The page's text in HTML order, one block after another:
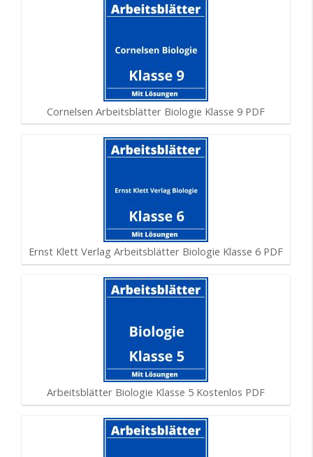
Cornelsen Arbeitsblätter Biologie Klasse 9 PDF
Ernst Klett Verlag Arbeitsblätter Biologie Klasse 6 PDF
Arbeitsblätter Biologie Klasse 5 Kostenlos PDF